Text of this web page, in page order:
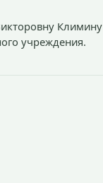
Климину
учреждения.